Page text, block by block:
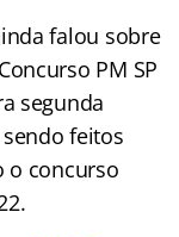
falou sobre
PM SP
segunda
feitos
o concurso